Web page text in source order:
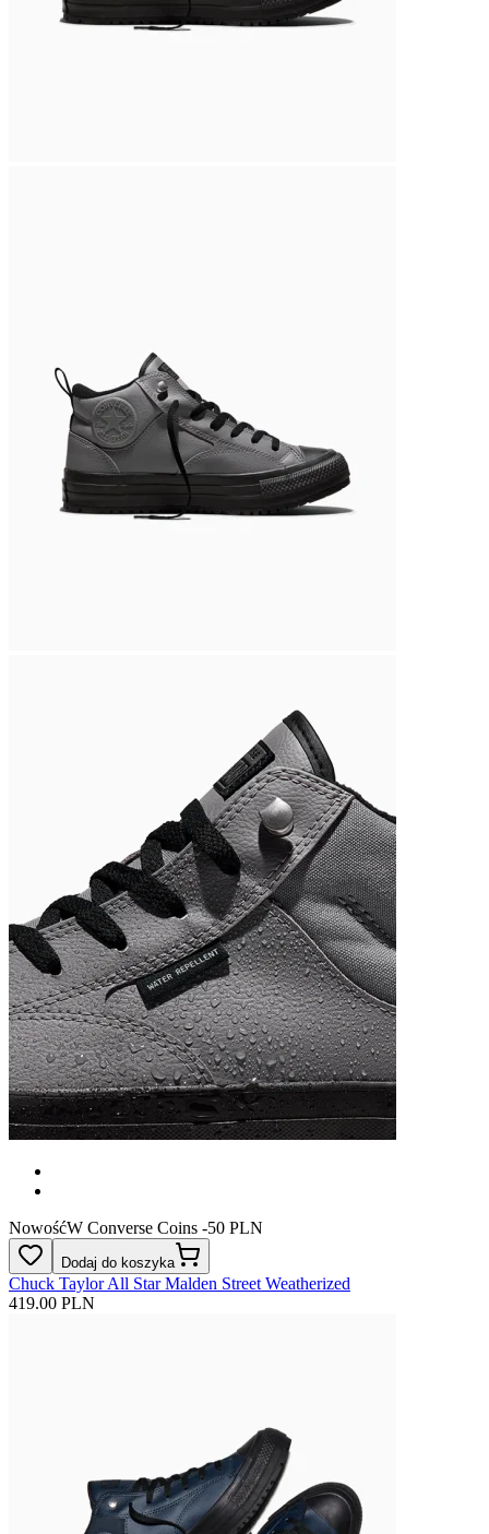
NowośćW Converse Coins -50 PLN
Dodaj do koszyka
Chuck Taylor All Star Malden Street Weatherized
419.00 PLN